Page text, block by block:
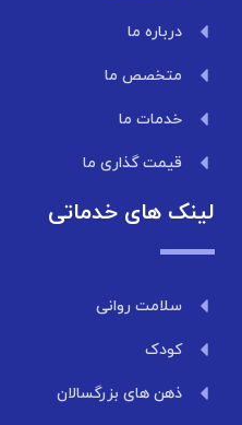
درباره ما
متخصص ما
خدمات ما
قیمت گذاری ما
لینک های خدماتی
سلامت روانی
کودک
ذهن های بزرگسالان